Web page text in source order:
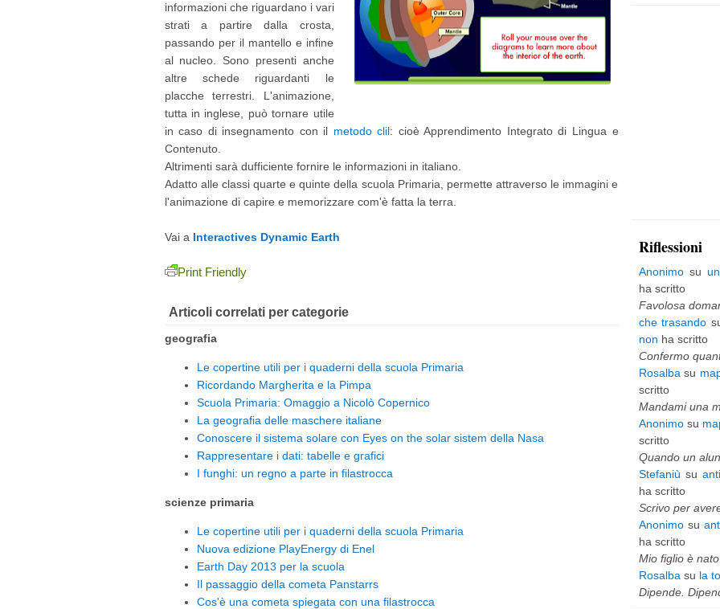
informazioni che riguardano i vari
strati a partire dalla crosta,
passando per il mantello e infine
al nucleo. Sono presenti anche
altre schede riguardanti le
placche terrestri. L'animazione,
tutta in inglese, può tornare utile
in caso di insegnamento con il metodo clil: cioè Apprendimento Integrato di Lingua e
Contenuto.
Altrimenti sarà dufficiente fornire le informazioni in italiano.
Adatto alle classi quarte e quinte della scuola Primaria, permette attraverso le immagini e
l'animazione di capire e memorizzare com'è fatta la terra.
Vai a Interactives Dynamic Earth
Print Friendly
Articoli correlati per categorie
geografia
Le copertine utili per i quaderni della scuola Primaria
Ricordando Margherita e la Pimpa
Scuola Primaria: Omaggio a Nicolò Copernico
La geografia delle maschere italiane
Conoscere il sistema solare con Eyes on the solar sistem della Nasa
Rappresentare i dati: tabelle e grafici
I funghi: un regno a parte in filastrocca
scienze primaria
Le copertine utili per i quaderni della scuola Primaria
Nuova edizione PlayEnergy di Enel
Earth Day 2013 per la scuola
Il passaggio della cometa Panstarrs
Cos'è una cometa spiegata con una filastrocca
o
t
Riflessioni
Anonimosu
ha scritto
Favolosa
che trasando
non ha scritto
Confermo
Rosalba su
scritto
Mandami una
Anonimosu
scritto
Quando un
Stefaniù su
ha scritto
Scrivo per avere
Anonimosu
ha scritto
Mio figlio è nato
Rosalba su la
Dipende.